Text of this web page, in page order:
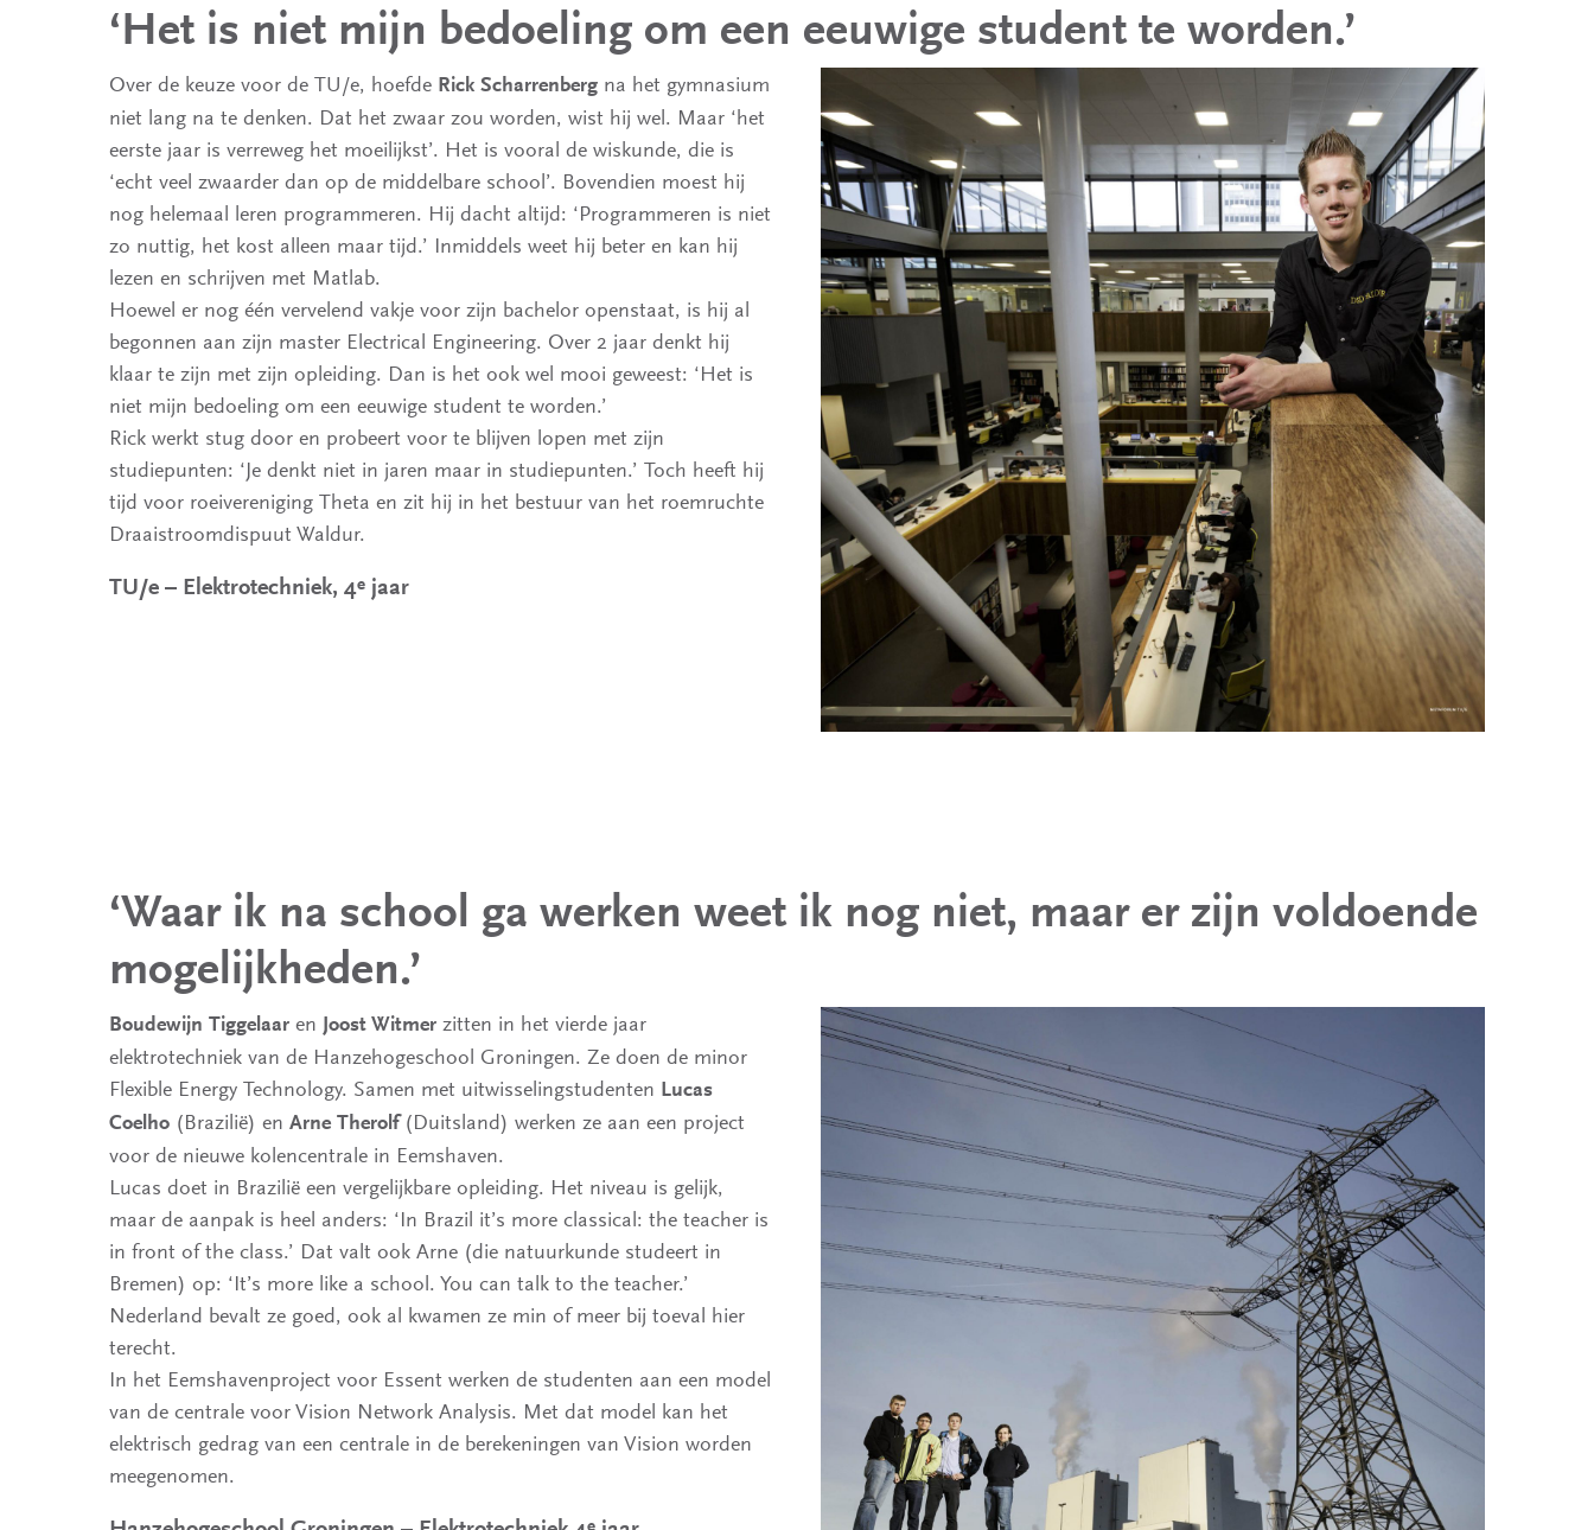
‘Het is niet mijn bedoeling om een eeuwige student te worden.’
Over de keuze voor de TU/e, hoefde Rick Scharrenberg na het gymnasium
niet lang na te denken. Dat het zwaar zou worden, wist hij wel. Maar ‘het
eerste jaar is verreweg het moeilijkst’. Het is vooral de wiskunde, die is
‘echt veel zwaarder dan op de middelbare school’. Bovendien moest hij
nog helemaal leren programmeren. Hij dacht altijd: ‘Programmeren is niet
zo nuttig, het kost alleen maar tijd.’ Inmiddels weet hij beter en kan hij
lezen en schrijven met Matlab.
Hoewel er nog één vervelend vakje voor zijn bachelor openstaat, is hij al
begonnen aan zijn master Electrical Engineering. Over 2 jaar denkt hij
klaar te zijn met zijn opleiding. Dan is het ook wel mooi geweest: ‘Het is
niet mijn bedoeling om een eeuwige student te worden.’
Rick werkt stug door en probeert voor te blijven lopen met zijn
studiepunten: ‘Je denkt niet in jaren maar in studiepunten.’ Toch heeft hij
tijd voor roeivereniging Theta en zit hij in het bestuur van het roemruchte
Draaistroomdispuut Waldur.
TU/e – Elektrotechniek, 4e jaar
‘Waar ik na school ga werken weet ik nog niet, maar er zijn voldoende
mogelijkheden.’
Boudewijn Tiggelaar en Joost Witmer zitten in het vierde jaar
elektrotechniek van de Hanzehogeschool Groningen. Ze doen de minor
Flexible Energy Technology. Samen met uitwisselingstudenten Lucas
Coelho (Brazilië) en Arne Therolf(Duitsland) werken ze aan een project
voor de nieuwe kolencentrale in Eemshaven.
Lucas doet in Brazilië een vergelijkbare opleiding. Het niveau is gelijk,
maar de aanpak is heel anders: ‘In Brazil it’s more classical: the teacher is
in front of the class.’ Dat valt ook Arne (die natuurkunde studeert in
Bremen) op: ‘It’s more like a school. You can talk to the teacher.’
Nederland bevalt ze goed, ook al kwamen ze min of meer bij toeval hier
terecht.
In het Eemshavenproject voor Essent werken de studenten aan een model
van de centrale voor Vision Network Analysis. Met dat model kan het
elektrisch gedrag van een centrale in de berekeningen van Vision worden
meegenomen.
e